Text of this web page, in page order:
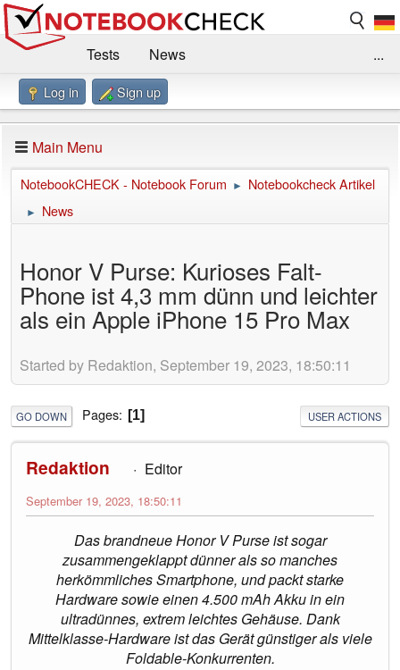
Tests
News
Benchmarks / Technik
Forum
Impressum
...
Log in Sign up
Main Menu
NotebookCHECK - Notebook Forum ► Notebookcheck Artikel
► News
Honor V Purse: Kurioses Falt-
Phone ist 4,3 mm dünn und leichter
als ein Apple iPhone 15 Pro Max
Started by Redaktion, September 19, 2023, 18:50:11
GO DOWN Pages 1 USER ACTIONS
Redaktion Editor
September 19, 2023, 18:50:11
Das brandneue Honor V Purse ist sogar
zusammengeklappt dünner als so manches
herkömmliches Smartphone, und packt starke
Hardware sowie einen 4.500 mAh Akku in ein
ultradünnes, extrem leichtes Gehäuse. Dank
Mittelklasse-Hardware ist das Gerät günstiger als viele
Foldable-Konkurrenten.